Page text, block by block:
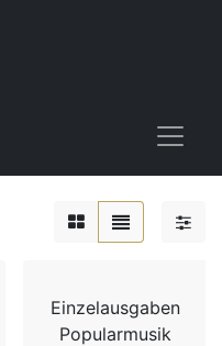
Einzelausgaben
Popularmusik